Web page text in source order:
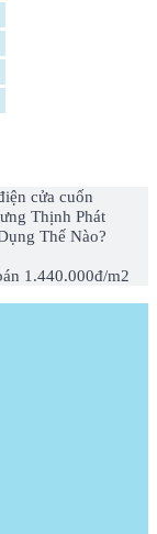
cửa cuốn
Thịnh Phát
Thế Nào?
1.440.000đ/m2